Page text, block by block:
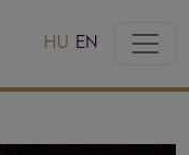
HU EN